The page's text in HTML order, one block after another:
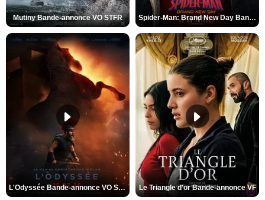
Mutiny Bande-annonce VO STFR Spider-Man: Brand New Day Bande-annonce VO STFR
L'Odyssée Bande-annonce VO STFR Le Triangle d'or Bande-annonce VF